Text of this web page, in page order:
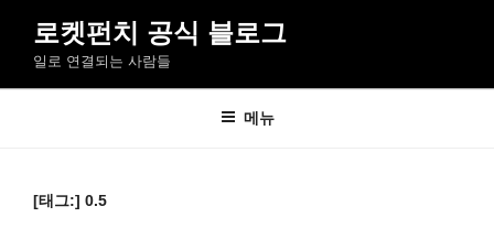
로
로켓펀치 공식 블로그
일로 연결되는 사람들
메뉴
[태그:] 0.5